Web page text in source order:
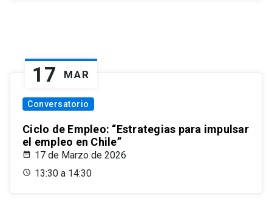
17 MAR
Conversatorio
Ciclo de Empleo: “Estrategias para impulsar
el empleo en Chile”
17 de Marzo de 2026
13:30 a 14:30